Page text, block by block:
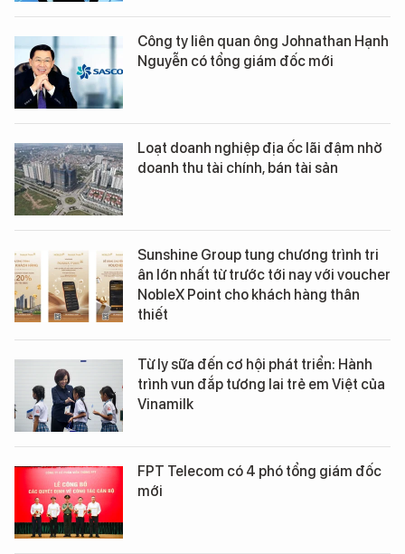
Công ty liên quan ông Johnathan Hạnh
Nguyễn có tổng giám đốc mới
Loạt doanh nghiệp địa ốc lãi đậm nhờ
doanh thu tài chính, bán tài sản
Sunshine Group tung chương trình tri
ân lớn nhất từ trước tới nay với voucher
NobleX Point cho khách hàng thân
thiết
Từ ly sữa đến cơ hội phát triển: Hành
trình vun đắp tương lai trẻ em Việt của
Vinamilk
FPT Telecom có 4 phó tổng giám đốc
mới